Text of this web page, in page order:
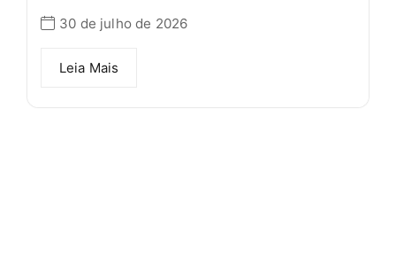
30 de julho de 2026
Leia Mais